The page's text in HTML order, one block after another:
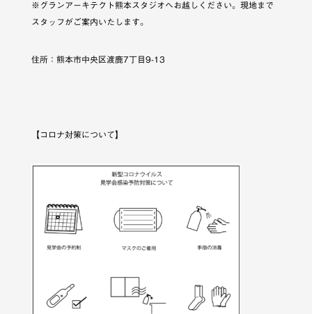
※グランアーキテクト熊本スタジオへお越しください。現地まで
スタッフがご案内いたします。
住所：熊本市中央区渡鹿7丁目9-13
【コロナ対策について】